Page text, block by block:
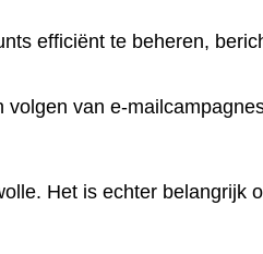
efficiënt te beheren,
van e-
Het is echter belangrijk